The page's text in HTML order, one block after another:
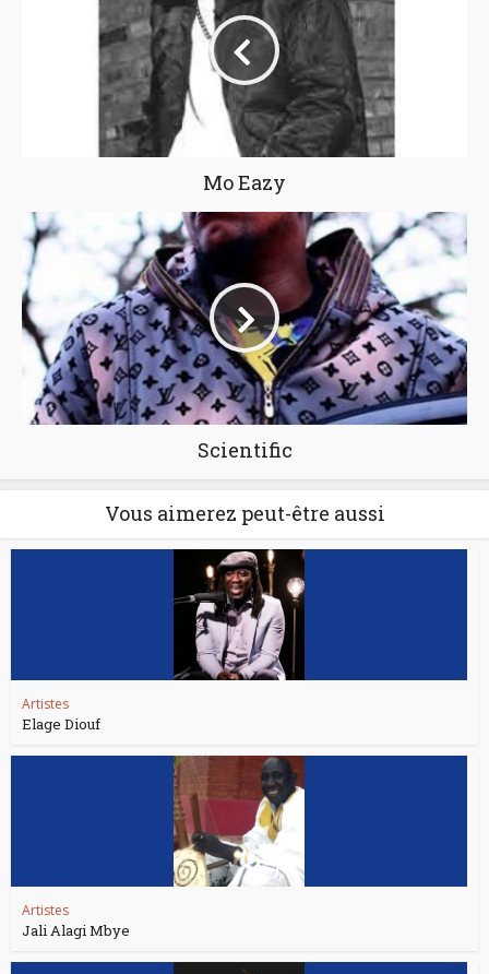
Mo Eazy
Scientific
Vous aimerez peut-être aussi
Artistes
Elage Diouf
Artistes
Jali Alagi Mbye